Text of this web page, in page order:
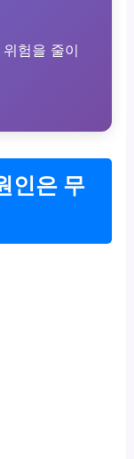
험을 줄이
인은 무